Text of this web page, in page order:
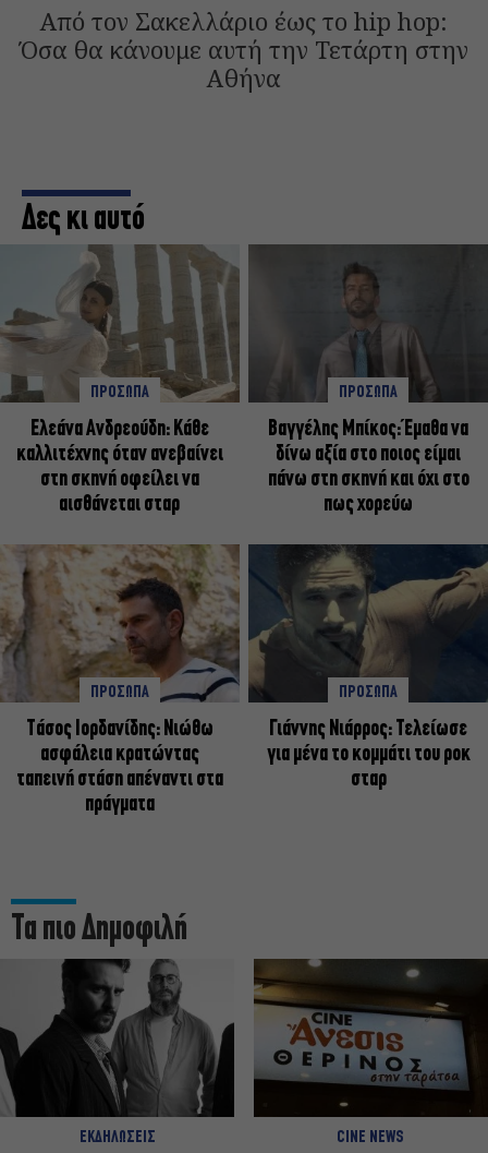
Από τον Σακελλάριο έως το hip hop:
Όσα θα κάνουμε αυτή την Τετάρτη στην
Αθήνα
Δες κι αυτό
ΠΡΟΣΩΠΑ
Ελεάνα Ανδρεούδη: Κάθε
καλλιτέχνης όταν ανεβαίνει
στη σκηνή οφείλει να
αισθάνεται σταρ
ΠΡΟΣΩΠΑ
Βαγγέλης Μπίκος: Έμαθα να
δίνω αξία στο ποιος είμαι
πάνω στη σκηνή και όχι στο
πως χορεύω
ΠΡΟΣΩΠΑ
Tάσος Ιορδανίδης: Νιώθω
ασφάλεια κρατώντας
ταπεινή στάση απέναντι στα
πράγματα
ΠΡΟΣΩΠΑ
Γιάννης Νιάρρος: Τελείωσε
για μένα το κομμάτι του ροκ
σταρ
Τα πιο Δημοφιλή
ΕΚΔΗΛΩΣΕΙΣ CINE NEWS